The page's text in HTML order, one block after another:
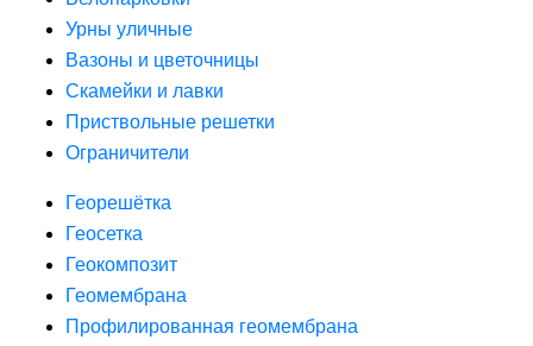
Урны уличные
Вазоны и цветочницы
Скамейки и лавки
Приствольные решетки
Ограничители
Георешётка
Геосетка
Геокомпозит
Геомембрана
Профилированная геомембрана